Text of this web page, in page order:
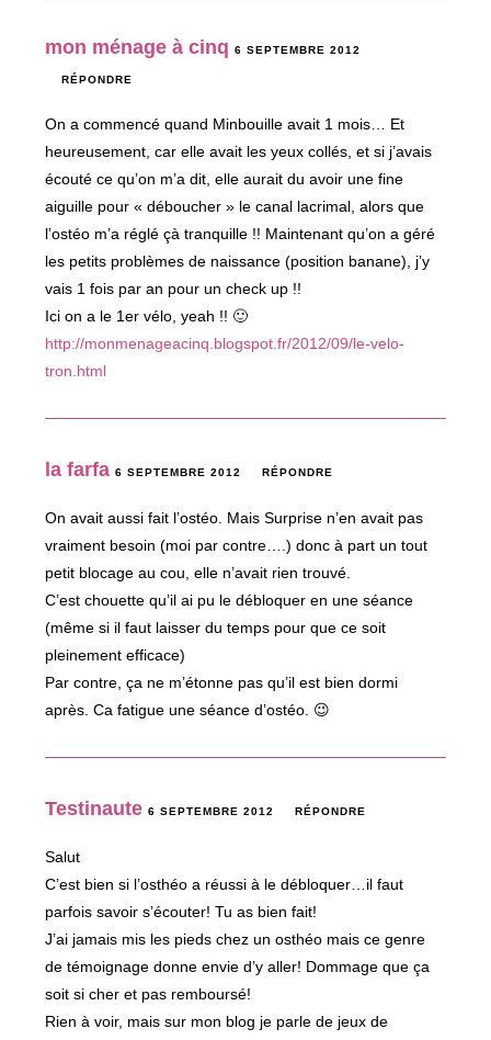
mon ménage à cinq 6 SEPTEMBRE 2012
RÉPONDRE
On a commencé quand Minbouille avait 1 mois… Et
heureusement, car elle avait les yeux collés, et si j’avais
écouté ce qu’on m’a dit, elle aurait du avoir une fine
aiguille pour « déboucher » le canal lacrimal, alors que
l’ostéo m’a réglé çà tranquille !! Maintenant qu’on a géré
les petits problèmes de naissance (position banane), j’y
vais 1 fois par an pour un check up !!
Ici on a le 1er vélo, yeah !! 🙂
http://monmenageacinq.blogspot.fr/2012/09/le-velo-
tron.html
la farfa 6 SEPTEMBRE 2012 RÉPONDRE
On avait aussi fait l’ostéo. Mais Surprise n’en avait pas
vraiment besoin (moi par contre….) donc à part un tout
petit blocage au cou, elle n’avait rien trouvé.
C’est chouette qu’il ai pu le débloquer en une séance
(même si il faut laisser du temps pour que ce soit
pleinement efficace)
Par contre, ça ne m’étonne pas qu’il est bien dormi
après. Ca fatigue une séance d’ostéo. 😉
Testinaute 6 SEPTEMBRE 2012 RÉPONDRE
Salut
C’est bien si l’osthéo a réussi à le débloquer…il faut
parfois savoir s’écouter! Tu as bien fait!
J’ai jamais mis les pieds chez un osthéo mais ce genre
de témoignage donne envie d’y aller! Dommage que ça
soit si cher et pas remboursé!
Rien à voir, mais sur mon blog je parle de jeux de